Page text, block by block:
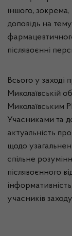
іншого,
доповідь на
післявоєнні
Всього у заході
Миколаївській
Миколаївським
Учасниками та
актуальність
щодо
спільне
післявоєнного
учасників